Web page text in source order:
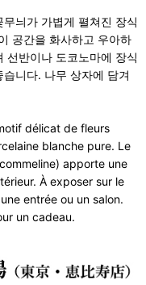
늬가 가볍게 펼쳐진 장식
공간을 화사하고 우아하
선반이나 도코노마에 장식
니다. 나무 상자에 담겨
délicat de fleurs
blanche pure. Le
apporte une
À exposer sur le
entrée ou un salon.
un cadeau.